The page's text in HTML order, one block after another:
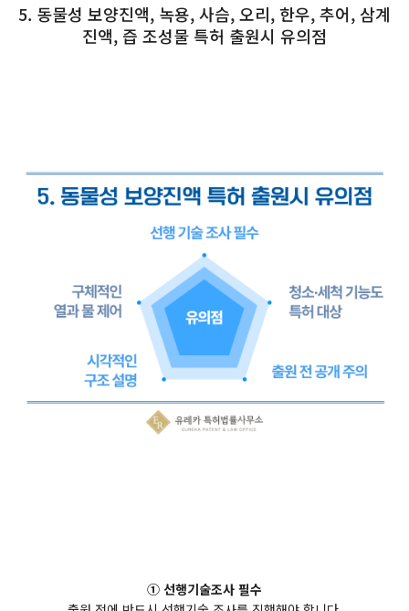
5. 동물성 보양진액, 녹용, 사슴, 오리, 한우, 추어, 삼계
진액, 즙 조성물 특허 출원시 유의점
① 선행기술조사 필수